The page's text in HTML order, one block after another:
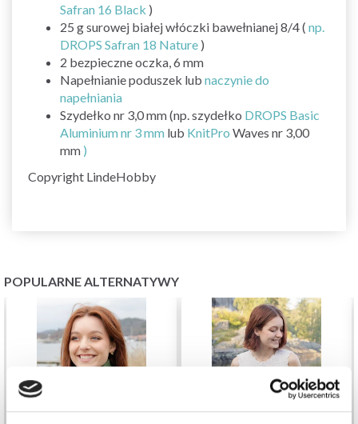
Safran 16 Black )
25 g surowej białej włóczki bawełnianej 8/4 ( np.
DROPS Safran 18 Nature )
2 bezpieczne oczka, 6 mm
Napełnianie poduszek lub naczynie do
napełniania
Szydełko nr 3,0 mm (np. szydełko DROPS Basic
Aluminium nr 3 mm lub KnitPro Waves nr 3,00
mm )
Copyright LindeHobby
POPULARNE ALTERNATYWY